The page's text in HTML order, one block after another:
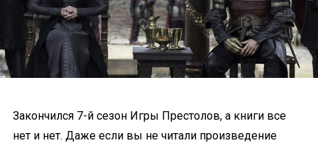
Закончился 7-й сезон Игры Престолов, а книги все
нет и нет. Даже если вы не читали произведение